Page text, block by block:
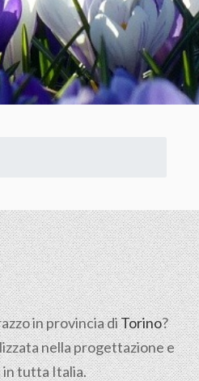
in provincia diTorino?
nella progettazione e
in tutta Italia.